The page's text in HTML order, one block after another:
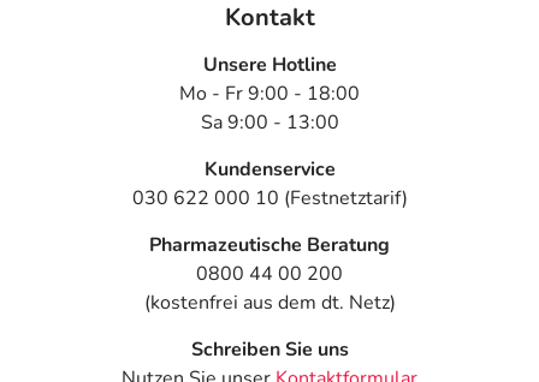
Veränderung während der Behandlung, wenden Sie sich
an Ihren Arzt oder Apotheker.
Nebenwirkungen berücksichtigt, die bei mindestens
einem von 1.000 behandelten Patienten auftreten.
Personen Einzeldosis
Erwachsene 1/2 Tablette
Kontakt
Unsere Hotline
Mo - Fr 9:00 - 18:00
Sa 9:00 - 13:00
Kundenservice
030 622 000 10 (Festnetztarif)
Pharmazeutische Beratung
0800 44 00 200
(kostenfrei aus dem dt. Netz)
Schreiben Sie uns